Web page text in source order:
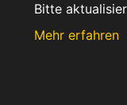
Bitte
Mehr erfahren